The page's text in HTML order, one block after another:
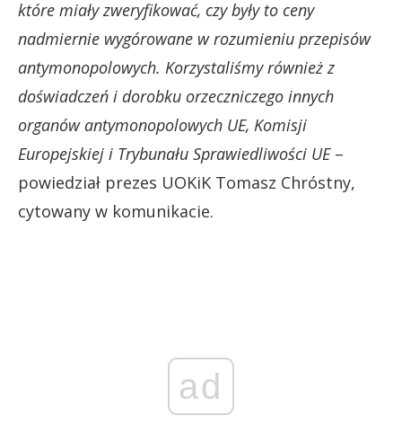
które miały zweryfikować, czy były to ceny
nadmiernie wygórowane w rozumieniu przepisów
antymonopolowych. Korzystaliśmy również z
doświadczeń i dorobku orzeczniczego innych
organów antymonopolowych UE, Komisji
Europejskiej i Trybunału Sprawiedliwości UE–
powiedział prezes UOKiK Tomasz Chróstny,
cytowany w komunikacie.
ad